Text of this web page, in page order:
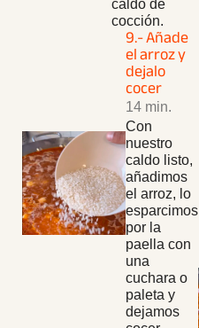
caldo de
cocción.
9.- Añade
el arroz y
dejalo
cocer
14 min.
Con
nuestro
caldo listo,
añadimos
el arroz, lo
esparcimos
por la
paella con
una
cuchara o
paleta y
dejamos